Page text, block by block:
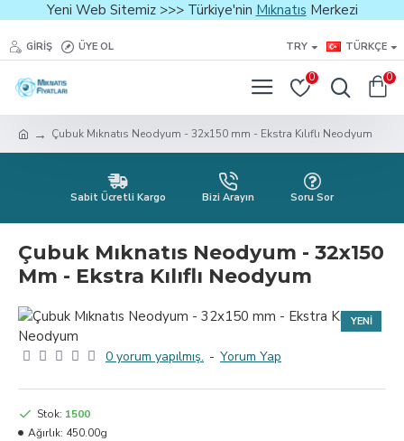
Yeni Web Sitemiz >>> Türkiye'nin Mıknatıs Merkezi
GIRIŞ ÜYE OL TRY TÜRKÇE
0 0
Çubuk Mıknatıs Neodyum - 32x150 mm - Ekstra Kılıflı Neodyum
Sabit Ücretli Kargo Bizi Arayın Soru Sor
Çubuk Mıknatıs Neodyum - 32x150
Mm - Ekstra Kılıflı Neodyum
YENI
0 yorum yapılmış. - Yorum Yap
Stok: 1500
Ağırlık: 450.00g